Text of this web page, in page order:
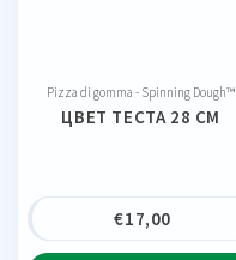
Pizza di gomma - Spinning Dough™
ЦВЕТ ТЕСТА 28 CM
€17,00